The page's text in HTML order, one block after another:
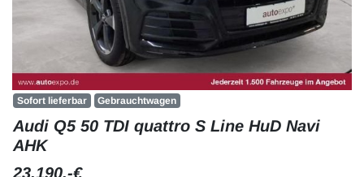
Sofort lieferbar Gebrauchtwagen
Audi Q5 50 TDI quattro S Line HuD Navi
AHK
23.190,-€